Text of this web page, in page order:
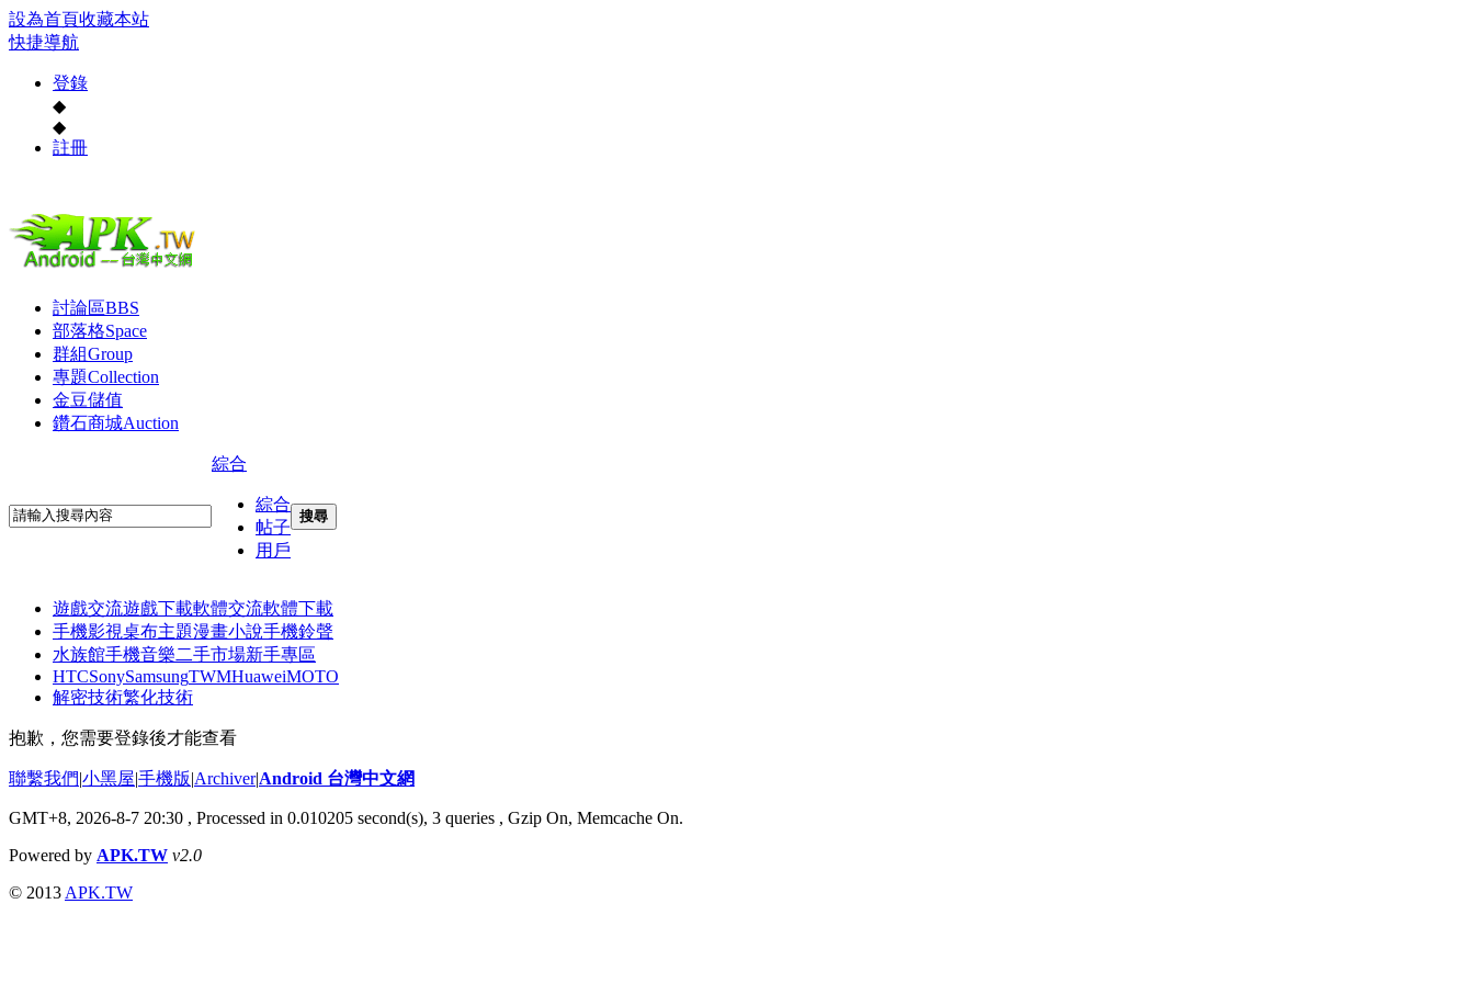
設為首頁收藏本站
快捷導航
登錄
◆
◆
註冊
討論區BBS
部落格Space
群組Group
專題Collection
金豆儲值
鑽石商城Auction
綜合
綜合
帖子
用戶
搜尋
遊戲交流遊戲下載軟體交流軟體下載
手機影視桌布主題漫畫小說手機鈴聲
水族館手機音樂二手市場新手專區
HTCSonySamsungTWMHuaweiMOTO
解密技術繁化技術
抱歉，您需要登錄後才能查看
聯繫我們|小黑屋|手機版|Archiver|Android 台灣中文網
GMT+8, 2026-8-7 20:30 , Processed in 0.010205 second(s), 3 queries , Gzip On, Memcache On.
Powered by APK.TW v2.0
© 2013 APK.TW